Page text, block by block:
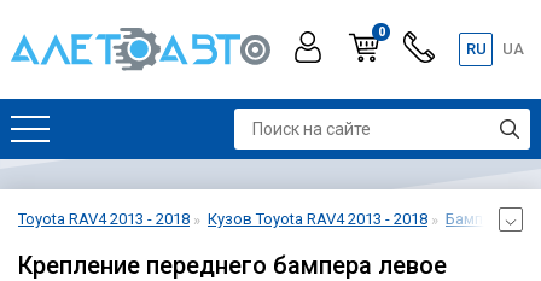
0
RU UA
Toyota RAV4 2013 - 2018 Кузов Toyota RAV4 2013 - 2018 Бампер
Крепление переднего бампера левое